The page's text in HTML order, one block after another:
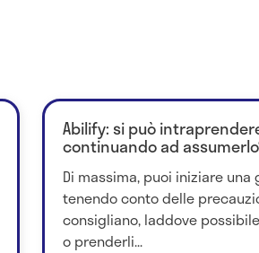
Abilify: si può
continuando ad
Di massima, puoi iniziare
tenendo conto delle
consigliano, laddove
o prenderli...